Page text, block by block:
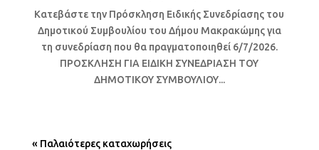
Κατεβάστε την Πρόσκληση Ειδικής Συνεδρίασης του
Δημοτικού Συμβουλίου του Δήμου Μακρακώμης για
τη συνεδρίαση που θα πραγματοποιηθεί 6/7/2026.
ΠΡΟΣΚΛΗΣΗ ΓΙΑ ΕΙΔΙΚΗ ΣΥΝΕΔΡΙΑΣΗ ΤΟΥ
ΔΗΜΟΤΙΚΟΥ ΣΥΜΒΟΥΛΙΟΥ...
« Παλαιότερες καταχωρήσεις